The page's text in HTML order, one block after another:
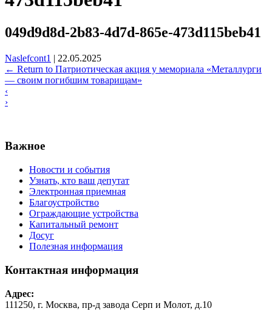
049d9d8d-2b83-4d7d-865e-473d115beb41
Naslefcont1 | 22.05.2025
← Return to Патриотическая акция у мемориала «Металлурги
— своим погибшим товарищам»
‹
›
Важное
Новости и события
Узнать, кто ваш депутат
Электронная приемная
Благоустройство
Ограждающие устройства
Капитальный ремонт
Досуг
Полезная информация
Контактная информация
Адрес:
111250, г. Москва, пр-д завода Серп и Молот, д.10